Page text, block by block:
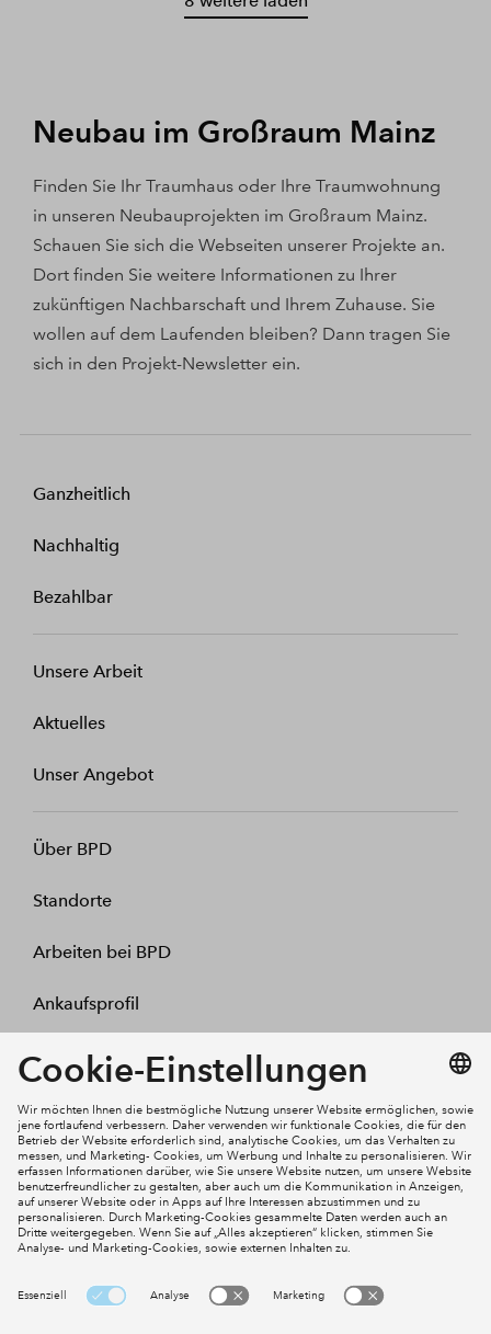
Neubau im Großraum Mainz
Finden Sie Ihr Traumhaus oder Ihre Traumwohnung
in unseren Neubauprojekten im Großraum Mainz.
Schauen Sie sich die Webseiten unserer Projekte an.
Dort finden Sie weitere Informationen zu Ihrer
zukünftigen Nachbarschaft und Ihrem Zuhause. Sie
wollen auf dem Laufenden bleiben? Dann tragen Sie
sich in den Projekt-Newsletter ein.
Ganzheitlich
Nachhaltig
Bezahlbar
Unsere Arbeit
Aktuelles
Unser Angebot
Über BPD
Standorte
Arbeiten bei BPD
Ankaufsprofil
Kontakt
Mein Konto
Social Media